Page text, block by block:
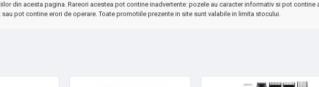
din acesta pagina. Rareori acestea pot contine inadvertente: pozele au caracter informativ si pot
pot contine erori de operare. Toate promotiile prezente in site sunt valabile in limita stocului.